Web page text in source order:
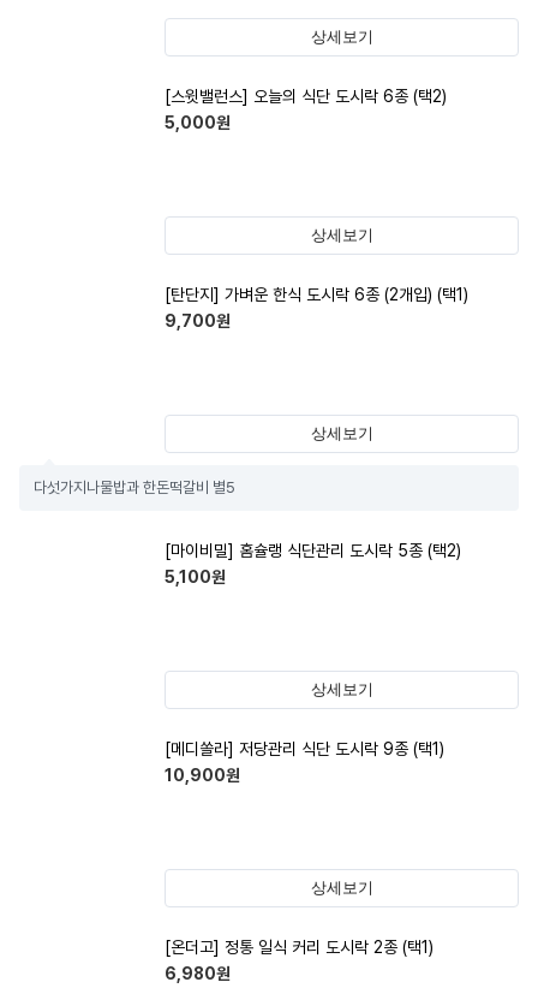
상세보기
[스윗밸런스] 오늘의 식단 도시락 6종 (택2)
5,000원
상세보기
[탄단지] 가벼운 한식 도시락 6종 (2개입) (택1)
9,700원
상세보기
다섯가지나물밥과 한돈떡갈비 별5
[마이비밀] 홈슐랭 식단관리 도시락 5종 (택2)
5,100원
상세보기
[메디쏠라] 저당관리 식단 도시락 9종 (택1)
10,900원
상세보기
[온더고] 정통 일식 커리 도시락 2종 (택1)
6,980원